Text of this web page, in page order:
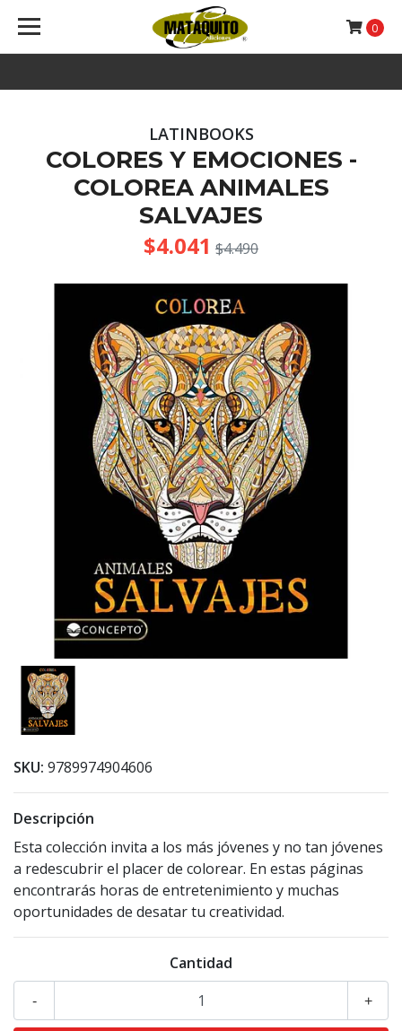
0
LATINBOOKS
COLORES Y EMOCIONES -
COLOREA ANIMALES
SALVAJES
$4.041 $4.490
SKU: 9789974904606
Descripción
Esta colección invita a los más jóvenes y no tan jóvenes
a redescubrir el placer de colorear. En estas páginas
encontrarás horas de entretenimiento y muchas
oportunidades de desatar tu creatividad.
Cantidad
+
-